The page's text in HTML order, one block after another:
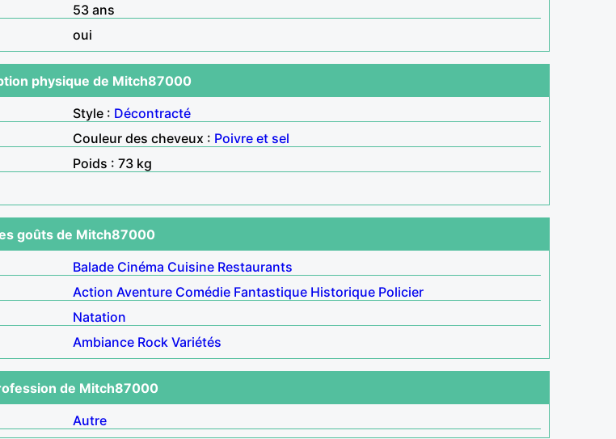
53 ans
oui
physique de Mitch87000
Style : Décontracté
Couleur des cheveux : Poivre et sel
Poids : 73 kg
goûts de Mitch87000
Balade Cinéma Cuisine Restaurants
Action Aventure Comédie Fantastique Historique Policier
Natation
Ambiance Rock Variétés
de Mitch87000
Autre